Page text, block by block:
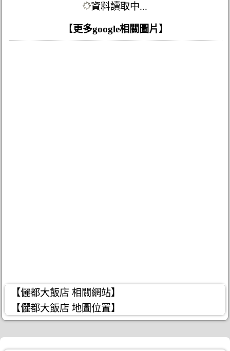
資料讀取中...
【 更多google相關圖片 】
【儷都大飯店 相關網站】
【儷都大飯店 地圖位置】